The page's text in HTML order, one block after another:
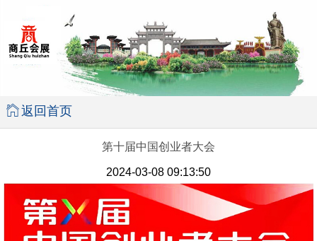
返回首页
第十届中国创业者大会
2024-03-08 09:13:50